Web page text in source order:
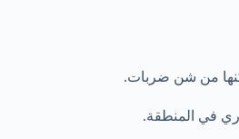
في المنطقة.